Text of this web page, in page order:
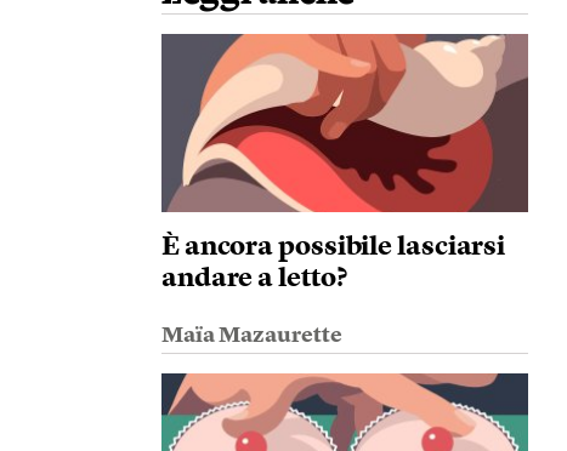
È ancora possibile lasciarsi
andare a letto?
Maïa Mazaurette